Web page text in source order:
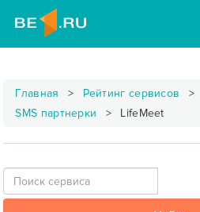
Главная Рейтинг сервисов
SMS партнерки
LifeMeet